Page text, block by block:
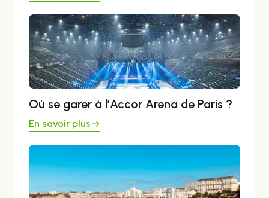
Où se garer à l’Accor Arena de Paris ?
En savoir plus